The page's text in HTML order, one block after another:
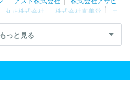
丸正株式会社 株式会社真美堂
エ
明文堂 信和商事株式会社
株式会
ネクスタ株式会社
オザックス株式
株式会社シオザワ
リリカラ株式会
社平井
もっと見る